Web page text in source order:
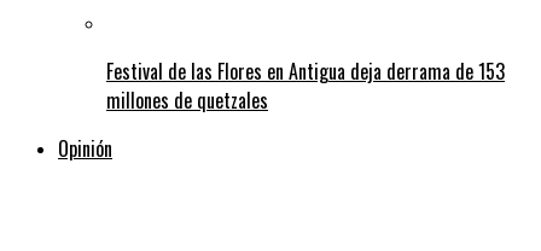
Festival de las Flores en Antigua deja derrama de 153
millones de quetzales
Opinión